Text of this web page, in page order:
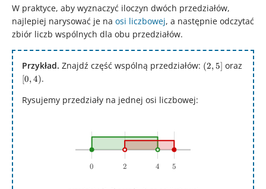
W praktyce, aby wyznaczyć iloczyn dwóch przedziałów,
najlepiej narysować je na osi liczbowej, a następnie odczytać
zbiór liczb wspólnych dla obu przedziałów.
Przykład. Znajdź część wspólną przedziałów: (2,5]
(2,5] oraz
[0,4)
[0,4).
Rysujemy przedziały na jednej osi liczbowej:
0
0 4
4
2
2 5
5